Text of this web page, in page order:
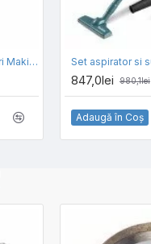
Aspirator hibrid cu acumulatori Makita CL107FDZ - SOLO
847,0lei 980,1lei
Adaugă în Coş